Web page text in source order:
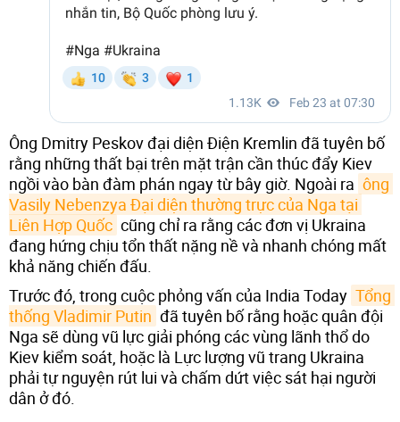
Ông Dmitry Peskov đại diện Điện Kremlin đã tuyên bố
rằng những thất bại trên mặt trận cần thúc đẩy Kiev
ngồi vào bàn đàm phán ngay từ bây giờ. Ngoài ra ông
Vasily Nebenzya Đại diện thường trực của Nga tại
Liên Hợp Quốc cũng chỉ ra rằng các đơn vị Ukraina
đang hứng chịu tổn thất nặng nề và nhanh chóng mất
khả năng chiến đấu.
Trước đó, trong cuộc phỏng vấn của India Today Tổng
thống Vladimir Putin đã tuyên bố rằng hoặc quân đội
Nga sẽ dùng vũ lực giải phóng các vùng lãnh thổ do
Kiev kiểm soát, hoặc là Lực lượng vũ trang Ukraina
phải tự nguyện rút lui và chấm dứt việc sát hại người
dân ở đó.